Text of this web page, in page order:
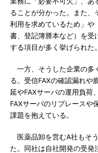
ることが分かった。また、
利用を求めているため」や
書、登記簿謄本など）を受
する項目が多く挙げられた。
一方、そうした企業の多
る。受信FAXの確認漏れや
延やFAXサーバの運用負荷
FAXサーバのリプレースや
課題を抱えている。
医薬品卸を営むA社もそ
た。同社は自社開発の受発